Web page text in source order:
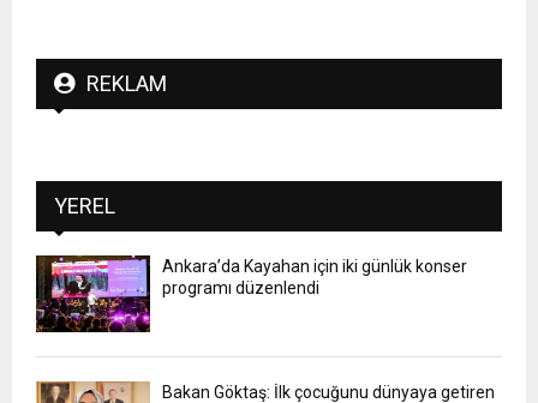
REKLAM
YEREL
Ankara’da Kayahan için iki günlük konser
programı düzenlendi
Bakan Göktaş: İlk çocuğunu dünyaya getiren